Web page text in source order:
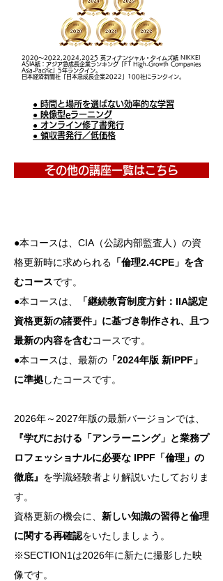
2020～2022,2024,2025 英フィナンシャル・タイムズ紙 NIKKEI
ASIA紙：アジア急成長企業ランキング「FT High-Growth Companies
Asia-Pacific」5年ランクイン。
日本経済新聞社「日本急成長企業2022」100社にランクイン。
● 時間と場所を選ばない効率的な学習
● 映像型eラーニング
● オンライン修了書発行
● 領収書発行／低価格
その他の講座一覧はこちら
●本コースは、CIA（公認内部監査人）の資
格更新時に求められる 「倫理2.4CPE」を含
むコースです。
●本コースは、
「継続教育制度方針：IIA認定
資格更新の諸要件」に基づき制作され、且つ
最新の内容を含むコースです。
●本コースは、最新の 「2024年版 新IPPF」
に準拠したコースです。
2026年～2027年版の最新バージョンでは、
『学びにおける「アンラーニング」と業務プ
ロフェッショナルに必要な IPPF「倫理」の
徹底』 を学識経験者より解説いたしておりま
す。
資格更新の機会に、 新しい知識の習得と倫理
に関する再確認をいたしましょう。
※SECTION1は2026年に新たに撮影した映
像です。